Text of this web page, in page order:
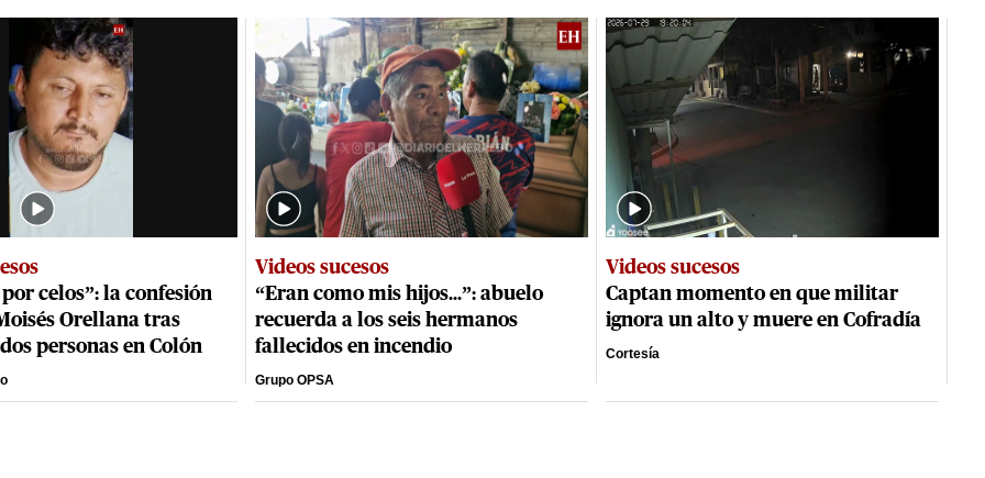
celos”: la confesión
Orellana tras
personas en Colón
Videos sucesos
“Eran como mis hijos...”: abuelo
recuerda a los seis hermanos
fallecidos en incendio
Grupo OPSA
Videos sucesos
Captan momento en que militar
ignora un alto y muere en Cofradía
Cortesía